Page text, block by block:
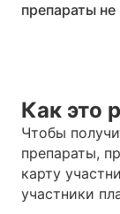
препараты
Как это
Чтобы
препараты,
карту
участники